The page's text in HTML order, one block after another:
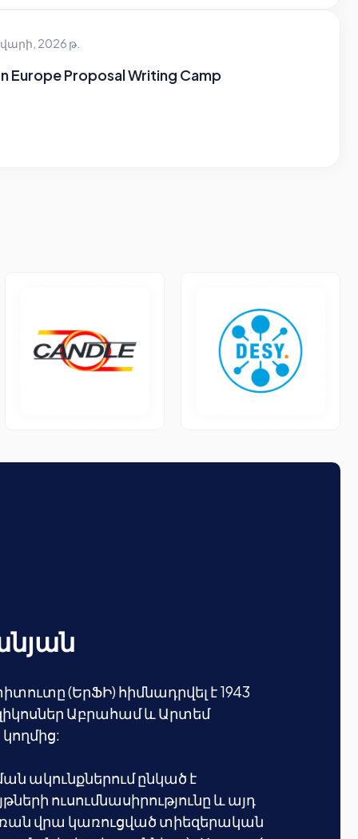
2026 թ.
Europe Proposal Writing Camp
(ԵրՖԻ) հիմնադրվել է 1943
Աբրահամ և Արտեմ
ակունքներում ընկած է
ուսումնասիրությունը և այդ
վրա կառուցված տիեզերական